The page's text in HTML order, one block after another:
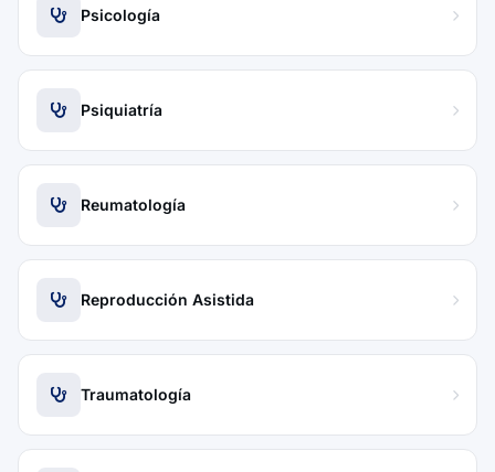
Psicología
Psiquiatría
Reumatología
Reproducción Asistida
Traumatología